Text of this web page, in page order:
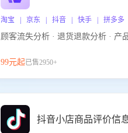
淘宝 | 京东 | 抖音 | 快手 | 拼多多
顾客流失分析 · 退货退款分析 · 产
99元起已售2950+